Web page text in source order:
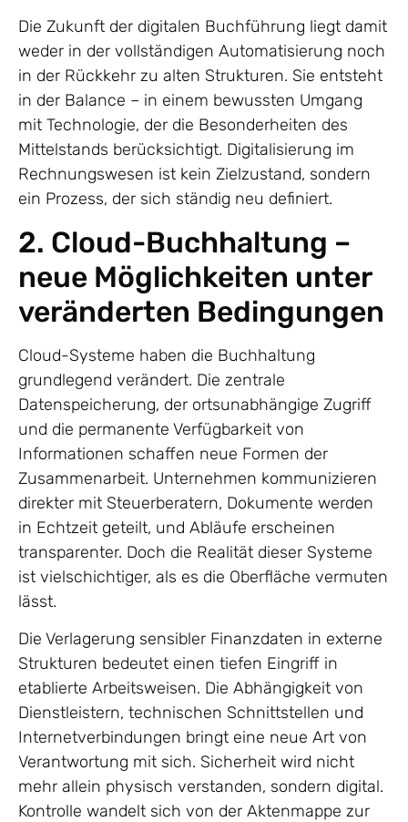
Die Zukunft der digitalen Buchführung liegt damit
weder in der vollständigen Automatisierung noch
in der Rückkehr zu alten Strukturen. Sie entsteht
in der Balance – in einem bewussten Umgang
mit Technologie, der die Besonderheiten des
Mittelstands berücksichtigt. Digitalisierung im
Rechnungswesen ist kein Zielzustand, sondern
ein Prozess, der sich ständig neu definiert.
2. Cloud-Buchhaltung –
neue Möglichkeiten unter
veränderten Bedingungen
Cloud-Systeme haben die Buchhaltung
grundlegend verändert. Die zentrale
Datenspeicherung, der ortsunabhängige Zugriff
und die permanente Verfügbarkeit von
Informationen schaffen neue Formen der
Zusammenarbeit. Unternehmen kommunizieren
direkter mit Steuerberatern, Dokumente werden
in Echtzeit geteilt, und Abläufe erscheinen
transparenter. Doch die Realität dieser Systeme
ist vielschichtiger, als es die Oberfläche vermuten
lässt.
Die Verlagerung sensibler Finanzdaten in externe
Strukturen bedeutet einen tiefen Eingriff in
etablierte Arbeitsweisen. Die Abhängigkeit von
Dienstleistern, technischen Schnittstellen und
Internetverbindungen bringt eine neue Art von
Verantwortung mit sich. Sicherheit wird nicht
mehr allein physisch verstanden, sondern digital.
Kontrolle wandelt sich von der Aktenmappe zur